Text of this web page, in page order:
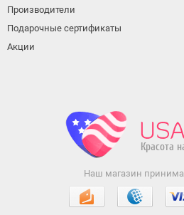
Производители
Подарочные сертификаты
Акции
Наш магазин